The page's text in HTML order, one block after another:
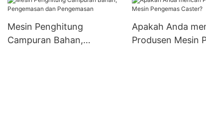
Mesin Penghitung
Campuran Bahan,
Apakah Anda
Produsen Mesin